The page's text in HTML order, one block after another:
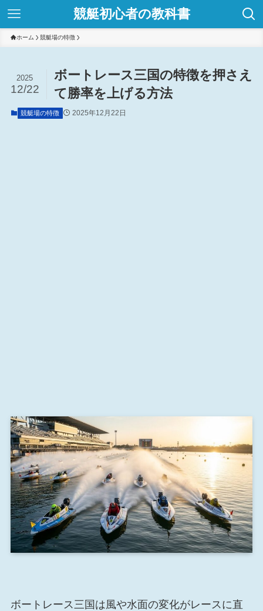
競艇初心者の教科書
ホーム 競艇場の特徴
ボートレース三国の特徴を押さえ
て勝率を上げる方法
2025
12/22
競艇場の特徴 2025年12月22日
ボートレース三国は風や水面の変化がレースに直